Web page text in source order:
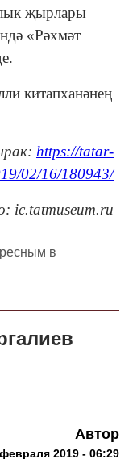
җырлары
«Рәхмәт
китапханәнең
https://tatar-
02/16/180943/
ic.tatmuseum.ru
в
Автор
2019 - 06:29